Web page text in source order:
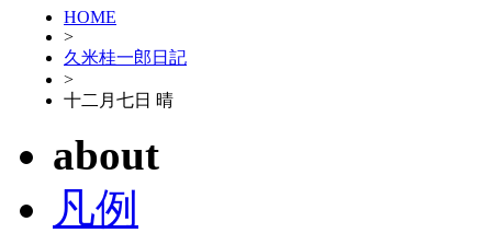
HOME
>
久米桂一郎日記
>
十二月七日 晴
about
凡例